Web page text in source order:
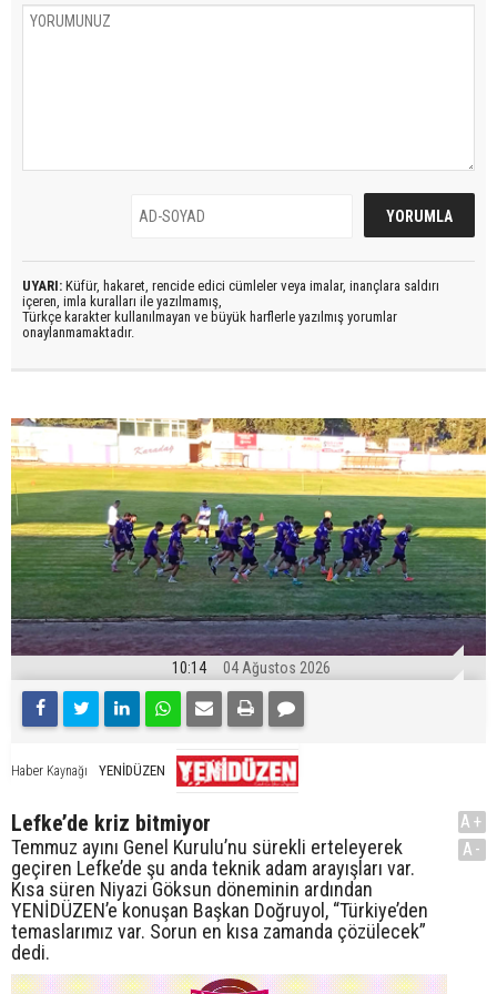
UYARI: Küfür, hakaret, rencide edici cümleler veya imalar, inançlara saldırı
içeren, imla kuralları ile yazılmamış,
Türkçe karakter kullanılmayan ve büyük harflerle yazılmış yorumlar
onaylanmamaktadır.
10:14 04 Ağustos 2026
Haber Kaynağı YENİDÜZEN
Lefke’de kriz bitmiyor
Temmuz ayını Genel Kurulu’nu sürekli erteleyerek
geçiren Lefke’de şu anda teknik adam arayışları var.
Kısa süren Niyazi Göksun döneminin ardından
YENİDÜZEN’e konuşan Başkan Doğruyol, “Türkiye’den
temaslarımız var. Sorun en kısa zamanda çözülecek”
dedi.
A+
A-